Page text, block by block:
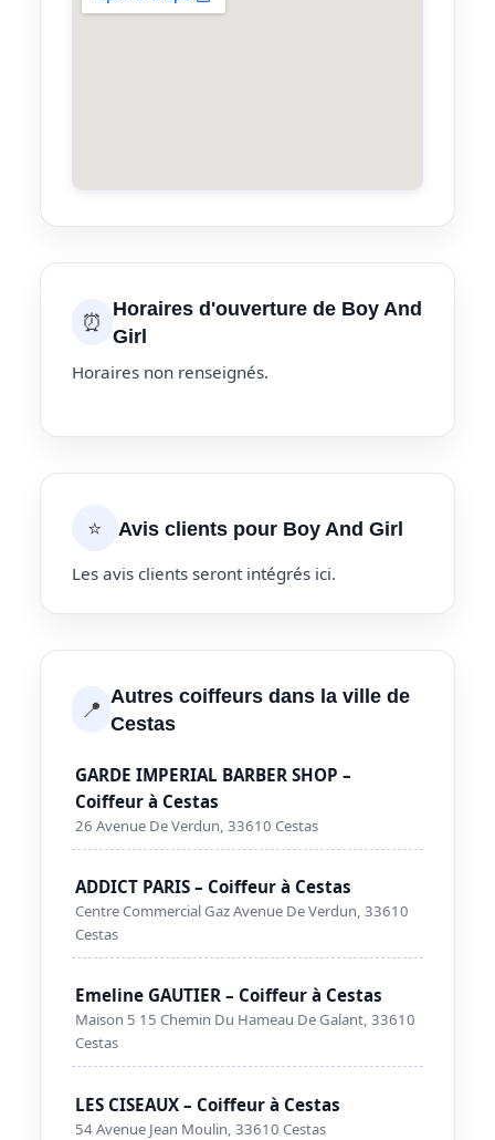
⏰
Horaires d'ouverture de Boy And
Girl
Horaires non renseignés.
⭐ Avis clients pour Boy And Girl
Les avis clients seront intégrés ici.
📍 Autres coiffeurs dans la ville de
Cestas
GARDE IMPERIAL BARBER SHOP –
Coiffeur à Cestas
26 Avenue De Verdun, 33610 Cestas
ADDICT PARIS – Coiffeur à Cestas
Centre Commercial Gaz Avenue De Verdun, 33610
Cestas
Emeline GAUTIER – Coiffeur à Cestas
Maison 5 15 Chemin Du Hameau De Galant, 33610
Cestas
LES CISEAUX – Coiffeur à Cestas
54 Avenue Jean Moulin, 33610 Cestas